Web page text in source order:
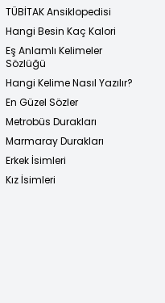
TÜBİTAK Ansiklopedisi
Hangi Besin Kaç Kalori
Eş Anlamlı Kelimeler
Sözlüğü
Hangi Kelime Nasıl Yazılır?
En Güzel Sözler
Metrobüs Durakları
Marmaray Durakları
Erkek İsimleri
Kız İsimleri